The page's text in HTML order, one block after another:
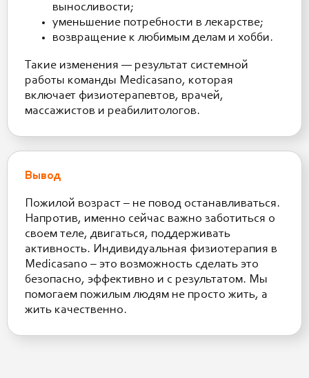
выносливости;
уменьшение потребности в лекарстве;
возвращение к любимым делам и хобби.
Такие изменения — результат системной
работы команды Medicasano, которая
включает физиотерапевтов, врачей,
массажистов и реабилитологов.
Вывод
Пожилой возраст – не повод останавливаться.
Напротив, именно сейчас важно заботиться о
своем теле, двигаться, поддерживать
активность. Индивидуальная физиотерапия в
Medicasano – это возможность сделать это
безопасно, эффективно и с результатом. Мы
помогаем пожилым людям не просто жить, а
жить качественно.